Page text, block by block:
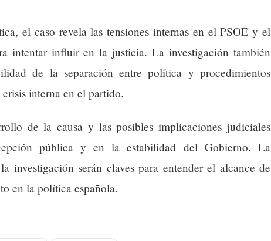
el caso revela las tensiones internas en el PSOE y el
intentar influir en la justicia. La investigación también
de la separación entre política y procedimientos
interna en el partido.
de la causa y las posibles implicaciones judiciales
pública y en la estabilidad del Gobierno. La
investigación serán claves para entender el alcance de
en la política española.